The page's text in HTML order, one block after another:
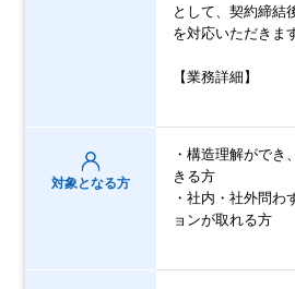
として、契約締結
を対応いただきま
【業務詳細】
対象となる方
・構造理解ができ
きる方
・社内・社外問わ
ョンが取れる方